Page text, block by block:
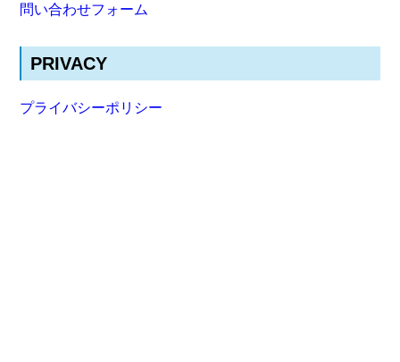
問い合わせフォーム
PRIVACY
プライバシーポリシー